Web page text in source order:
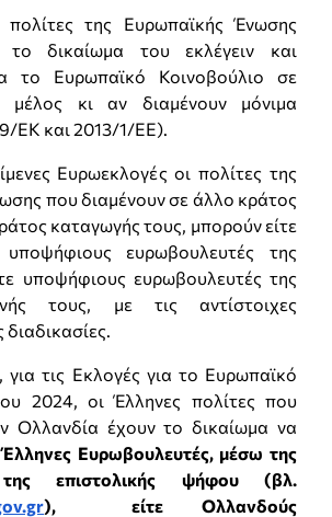
της Ευρωπαϊκής Ένωσης
το δικαίωμα του εκλέγειν και
το Ευρωπαϊκό Κοινοβούλιο σε
μέλος κι αν διαμένουν μόνιμα
ΕΚ και 2013/1/ΕΕ).
Ευρωεκλογές οι πολίτες της
που διαμένουν σε άλλο κράτος
καταγωγής τους, μπορούν είτε
ευρωβουλευτές της
υποψήφιους ευρωβουλευτές της
τους, με τις αντίστοιχες
για τις Εκλογές για το Ευρωπαϊκό
2024, οι Έλληνες πολίτες που
Ολλανδία έχουν το δικαίωμα να
Έλληνες Ευρωβουλευτές, μέσω της
της επιστολικής ψήφου (βλ.
), είτε Ολλανδούς